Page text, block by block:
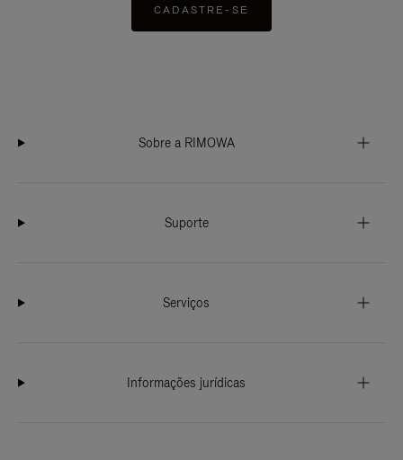
CADASTRE-SE
Sobre a RIMOWA
Suporte
Serviços
Informações jurídicas